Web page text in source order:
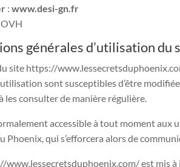
:www.desi-gn.fr
OVH
générales d’utilisation du
site https://
sont susceptibles d’être
les consulter de manière régulière.
accessible à tout moment
Phoenix, qui s’efforcera alors de
www.lessecretsduphoenix.com/est mis